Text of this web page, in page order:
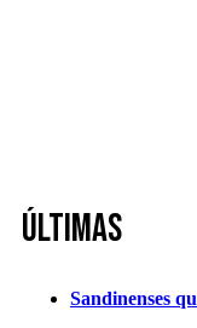
Últimas
Sandinenses